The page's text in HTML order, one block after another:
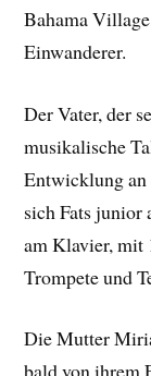
Bahama
Einwanderer.
Der Vater, der
musikalische
Entwicklung
sich Fats junior
am Klavier, mit
Trompete und
Die Mutter